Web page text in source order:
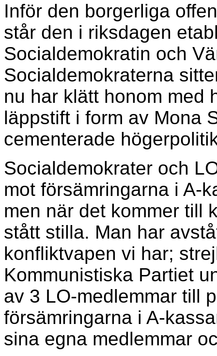
Inför den borgerliga
står den i riksdagen
Socialdemokratin och
Socialdemokraterna
nu har klätt honom med
läppstift i form av Mona
cementerade
Socialdemokrater och
mot försämringarna i A-
men när det kommer till
stått stilla. Man har
konfliktvapen vi har;
Kommunistiska Partiet
av 3 LO-medlemmar till
försämringarna i A-
sina egna medlemmar